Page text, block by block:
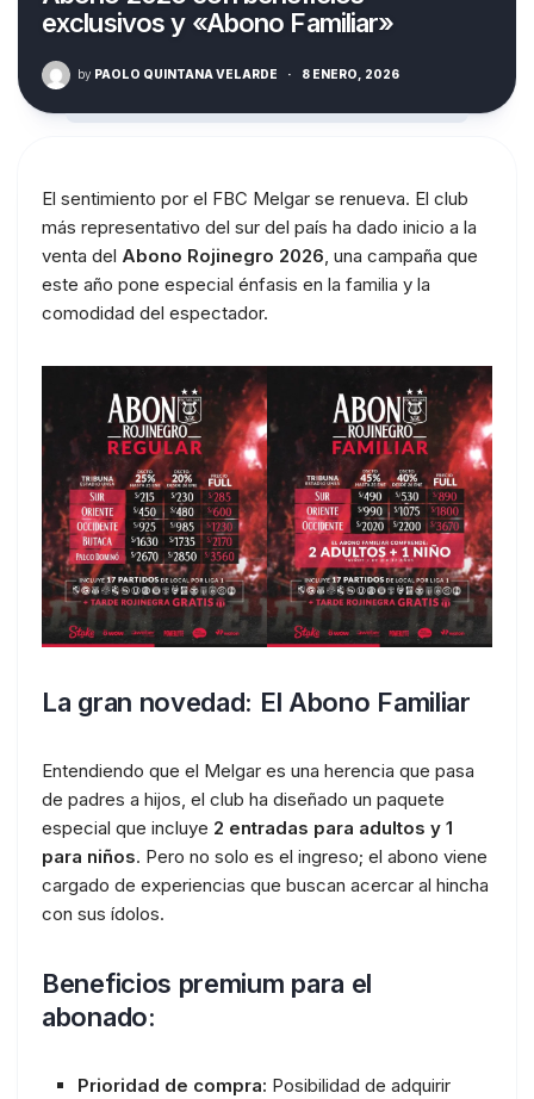
exclusivos y «Abono Familiar»
by PAOLO QUINTANA VELARDE · 8 ENERO, 2026
El sentimiento por el FBC Melgar se renueva. El club
más representativo del sur del país ha dado inicio a la
venta del Abono Rojinegro 2026, una campaña que
este año pone especial énfasis en la familia y la
comodidad del espectador.
La gran novedad: El Abono Familiar
Entendiendo que el Melgar es una herencia que pasa
de padres a hijos, el club ha diseñado un paquete
especial que incluye 2 entradas para adultos y 1
para niños. Pero no solo es el ingreso; el abono viene
cargado de experiencias que buscan acercar al hincha
con sus ídolos.
Beneficios premium para el
abonado:
Prioridad de compra: Posibilidad de adquirir